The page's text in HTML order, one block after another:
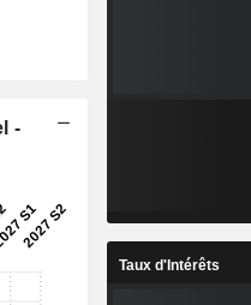
-
Taux d'Intérêts